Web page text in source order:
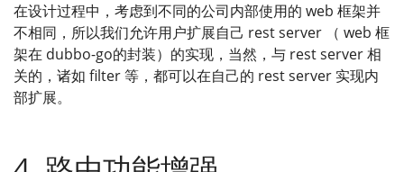
在设计过程中，考虑到不同的公司内部使用的 web 框架并
不相同，所以我们允许用户扩展自己 rest server （ web 框
架在 dubbo-go的封装）的实现，当然，与 rest server 相
关的，诸如 filter 等，都可以在自己的 rest server 实现内
部扩展。